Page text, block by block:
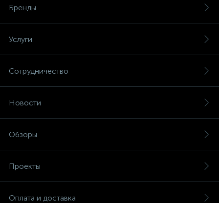
Бренды
Услуги
Сотрудничество
Новости
Обзоры
Проекты
Оплата и доставка